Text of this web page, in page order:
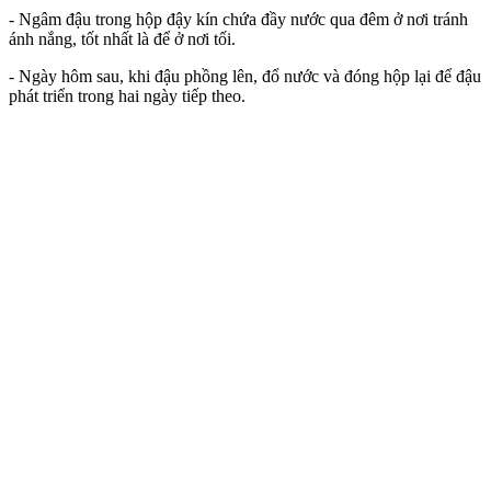
- Ngâm đậu trong hộp đậy kín chứa đầy nước qua đêm ở nơi tránh
ánh nắng, tốt nhất là để ở nơi tối.
- Ngày hôm sau, khi đậu phồng lên, đổ nước và đóng hộp lại để đậu
phát triển trong hai ngày tiếp theo.